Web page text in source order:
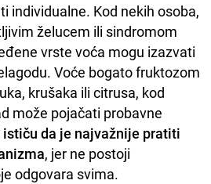
individualne. Kod nekih osoba,
želucem ili sindromom
vrste voća mogu izazvati
Voće bogato fruktozom
krušaka ili citrusa, kod
može pojačati probavne
da je najvažnije pratiti
, jer ne postoji
odgovara svima.